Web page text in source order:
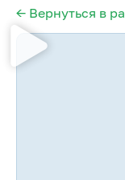
← Вернуться в